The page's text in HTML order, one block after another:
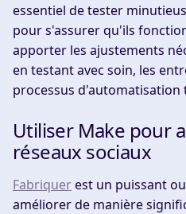
essentiel de tester
pour s'assurer qu'ils
apporter les ajustements
en testant avec soin, les
processus d'automatisation
Utiliser Make pour
réseaux sociaux
Fabriquerest un puissant
améliorer de manière